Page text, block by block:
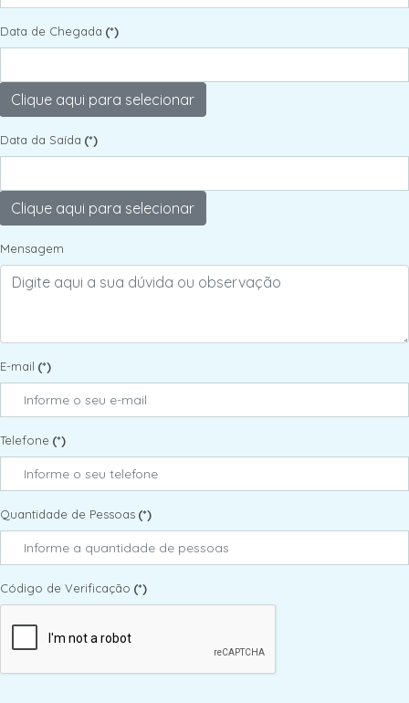
Data de Chegada (*)
Data da Saída (*)
Mensagem
E-mail (*)
Telefone (*)
Quantidade de Pessoas (*)
Código de Verificação (*)